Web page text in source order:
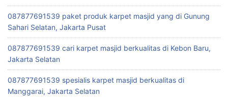
087877691539 paket produk karpet masjid yang di Gunung
Sahari Selatan, Jakarta Pusat
087877691539 cari karpet masjid berkualitas di Kebon Baru,
Jakarta Selatan
087877691539 spesialis karpet masjid berkualitas di
Manggarai, Jakarta Selatan